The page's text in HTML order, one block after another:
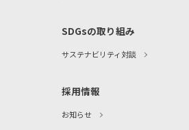
SDGsの取り組み
サステナビリティ対談
採用情報
お知らせ